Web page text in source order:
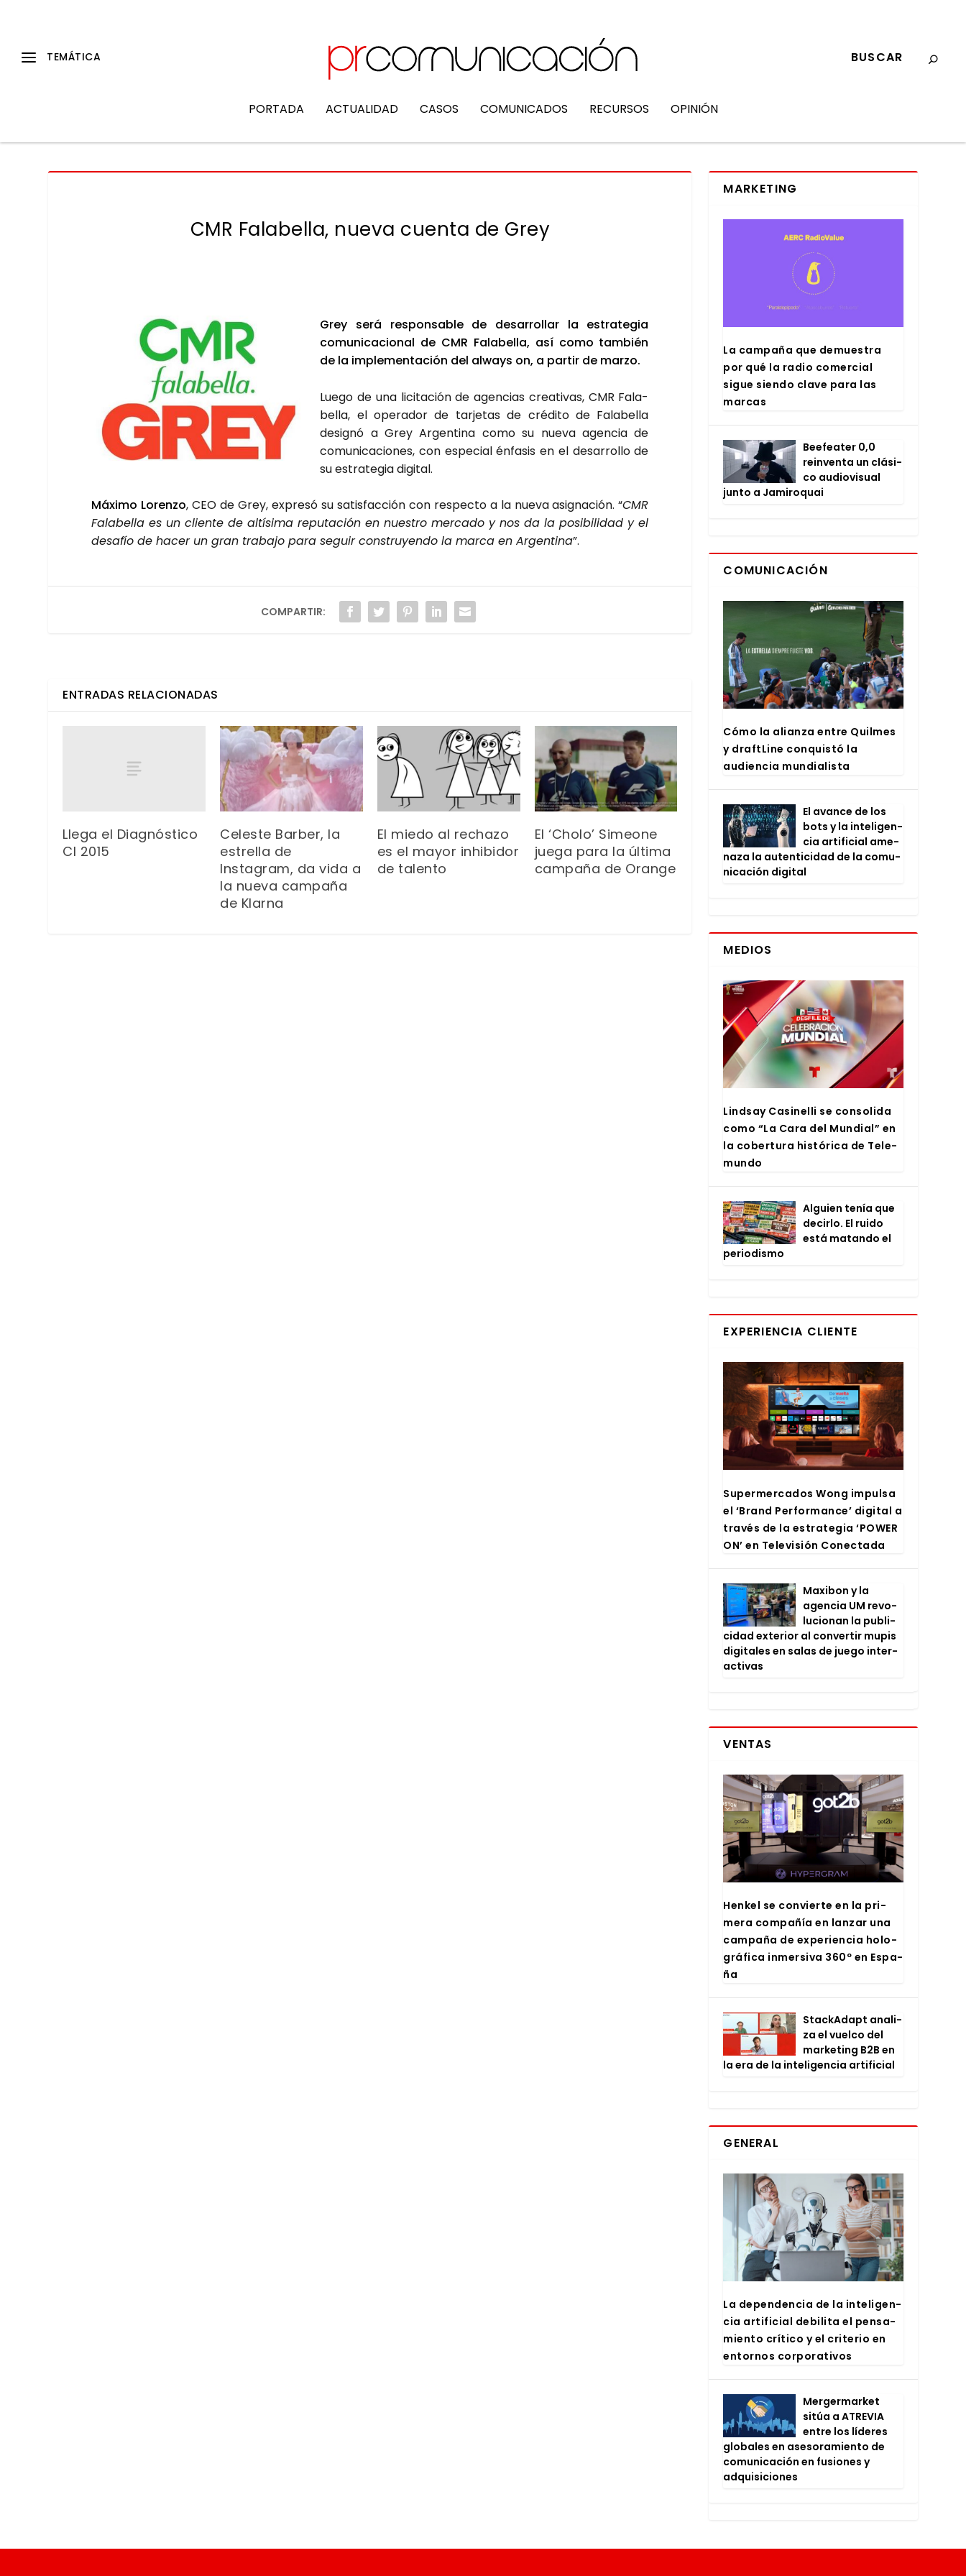
PORTADA ACTUALIDAD CASOS COMUNICADOS RECURSOS OPINIÓN
CMR Falabella, nueva cuenta de Grey
Grey será res­pon­sa­ble de desa­rro­llar la estra­te­gia
comu­ni­ca­cio­nal de CMR Fala­be­lla, así como tam­bién
de la imple­men­ta­ción del always on, a par­tir de mar­zo.
Lue­go de una lici­ta­ción de agen­cias crea­ti­vas, CMR Fala­
be­lla, el ope­ra­dor de tar­je­tas de cré­di­to de Fala­be­lla
desig­nó a Grey Argen­ti­na como su nue­va agen­cia de
comu­ni­ca­cio­nes, con espe­cial énfa­sis en el desa­rro­llo de
su estra­te­gia digi­tal.
Máxi­mo Loren­zo, CEO de Grey, expre­só su satis­fac­ción con res­pec­to a la nue­va asig­na­ción. “CMR
Fala­be­lla es un clien­te de altí­si­ma repu­tación en nues­tro mer­ca­do y nos da la posi­bi­li­dad y el
desa­fío de hacer un gran tra­ba­jo para seguir cons­tru­yen­do la mar­ca en Argen­ti­na”.
COMPARTIR:
ENTRADAS RELACIONADAS
Llega el Diagnóstico
CI 2015
Celeste Barber, la
estrella de
Instagram, da vida a
la nueva campaña
de Klarna
El miedo al rechazo
es el mayor inhibidor
de talento
El ‘Cholo’ Simeone
juega para la última
campaña de Orange
MARKETING
La cam­pa­ña que demues­tra
por qué la radio comer­cial
sigue sien­do cla­ve para las
mar­cas
Bee­fea­ter 0,0
rein­ven­ta un clá­si­
co audio­vi­sual
jun­to a Jami­ro­quai
COMUNICACIÓN
Cómo la alian­za entre Quil­mes
y draftLi­ne con­quis­tó la
audien­cia mun­dia­lis­ta
El avan­ce de los
bots y la inte­li­gen­
cia arti­fi­cial ame­
na­za la auten­ti­ci­dad de la comu­
ni­ca­ción digi­tal
MEDIOS
Lind­say Casi­ne­lli se con­so­li­da
como “La Cara del Mun­dial” en
la cober­tu­ra his­tó­ri­ca de Tele­
mun­do
Alguien tenía que
decir­lo. El rui­do
está matan­do el
perio­dis­mo
EXPERIENCIA CLIENTE
Super­mer­ca­dos Wong impul­sa
el ‘Brand Per­for­man­ce’ digi­tal a
tra­vés de la estra­te­gia ‘POWER
ON’ en Tele­vi­sión Conec­ta­da
Maxi­bon y la
agen­cia UM revo­
lu­cio­nan la publi­
ci­dad exte­rior al con­ver­tir mupis
digi­ta­les en salas de jue­go inter­
ac­ti­vas
VENTAS
Hen­kel se con­vier­te en la pri­
me­ra com­pa­ñía en lan­zar una
cam­pa­ña de expe­rien­cia holo­
grá­fi­ca inmer­si­va 360º en Espa­
ña
Stac­kA­dapt ana­li­
za el vuel­co del
mar­ke­ting B2B en
la era de la inte­li­gen­cia arti­fi­cial
GENERAL
La depen­den­cia de la inte­li­gen­
cia arti­fi­cial debi­li­ta el pen­sa­
mien­to crí­ti­co y el cri­te­rio en
entor­nos cor­po­ra­ti­vos
Mer­ger­mar­ket
sitúa a ATRE­VIA
entre los líde­res
glo­ba­les en ase­so­ra­mien­to de
comu­ni­ca­ción en fusio­nes y
adqui­si­cio­nes